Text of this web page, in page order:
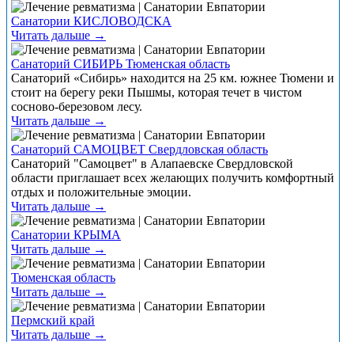
Санатории КИСЛОВОДСКА
Читать дальше →
Санаторий СИБИРЬ Тюменская область
Санаторий «Сибирь» находится на 25 км. южнее Тюмени и
стоит на берегу реки Пышмы, которая течет в чистом
сосново-березовом лесу.
Читать дальше →
Санаторий САМОЦВЕТ Свердловская область
Санаторий "Самоцвет" в Алапаевске Свердловской
области приглашает всех желающих получить комфортный
отдых и положительные эмоции.
Читать дальше →
Санатории КРЫМА
Читать дальше →
Тюменская область
Читать дальше →
Пермский край
Читать дальше →